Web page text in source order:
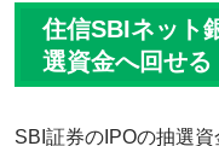
住信SBIネット
選資金へ回せる
SBI証券のIPOの抽選